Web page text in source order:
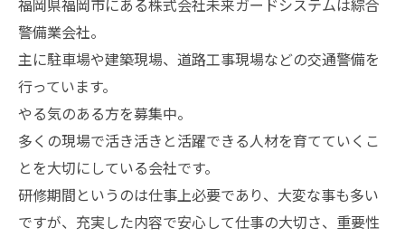
福岡県福岡市にある株式会社未来ガードシステムは綜合
警備業会社。
主に駐車場や建築現場、道路工事現場などの交通警備を
行っています。
やる気のある方を募集中。
多くの現場で活き活きと活躍できる人材を育てていくこ
とを大切にしている会社です。
研修期間というのは仕事上必要であり、大変な事も多い
ですが、充実した内容で安心して仕事の大切さ、重要性